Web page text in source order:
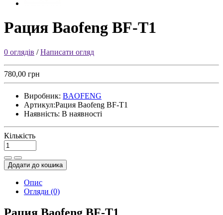
Рация Baofeng BF-T1
0 оглядів /Написати огляд
780,00 грн
Виробник: BAOFENG
Артикул:Рация Baofeng BF-T1
Наявність: В наявності
Кількість
Додати до кошика
Опис
Огляди (0)
Рация Baofeng BF-T1